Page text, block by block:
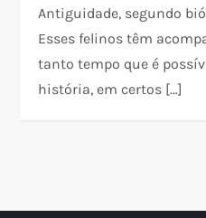
Antiguidade, segundo
Esses felinos têm
tanto tempo que é
história, em certos […]